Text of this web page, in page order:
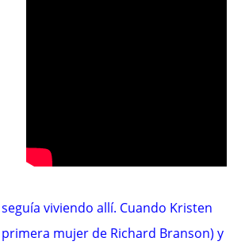
viviendo allí. Cuando Kristen
mujer de Richard Branson) y